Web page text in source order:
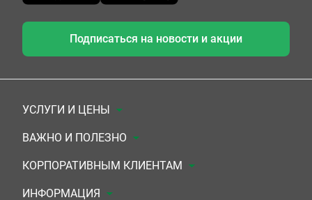
Подписаться на новости и акции
УСЛУГИ И ЦЕНЫ
Анализы
Комплексы
УЗИ
ВАЖНО И ПОЛЕЗНО
Документы для заключения договора
Система скидок
КОРПОРАТИВНЫМ КЛИЕНТАМ
Медицинским организациям
ИНФОРМАЦИЯ